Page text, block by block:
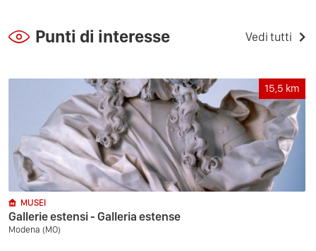
Punti di interesse Vedi tutti
15,5 km
MUSEI
Gallerie estensi - Galleria estense
Modena (MO)